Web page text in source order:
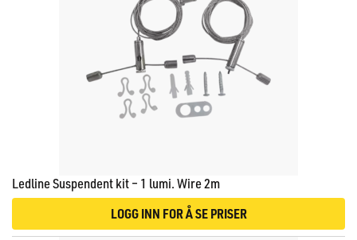
Ledline Suspendent kit – 1 lumi. Wire 2m
LOGG INN FOR Å SE PRISER